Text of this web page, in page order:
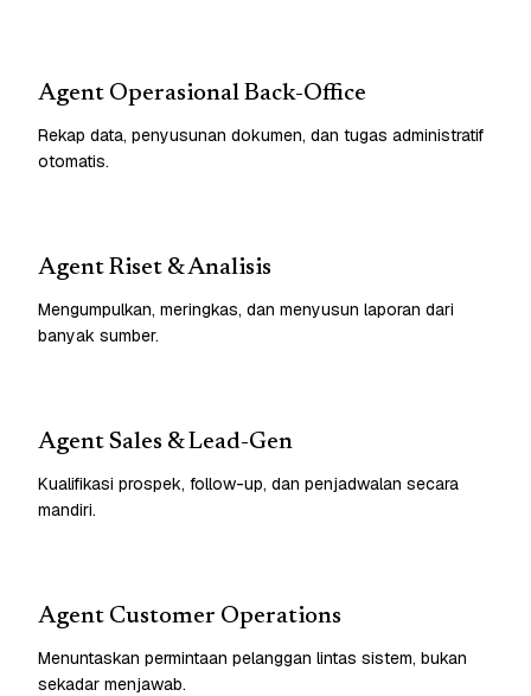
Agent Operasional Back-Office
Rekap data, penyusunan dokumen, dan tugas administratif
otomatis.
Agent Riset & Analisis
Mengumpulkan, meringkas, dan menyusun laporan dari
banyak sumber.
Agent Sales & Lead-Gen
Kualifikasi prospek, follow-up, dan penjadwalan secara
mandiri.
Agent Customer Operations
Menuntaskan permintaan pelanggan lintas sistem, bukan
sekadar menjawab.